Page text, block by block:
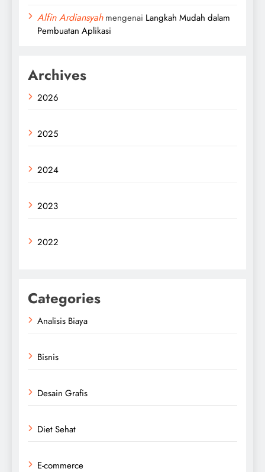
Alfin Ardiansyahmengenai Langkah Mudah dalam
Pembuatan Aplikasi
Archives
2026
2025
2024
2023
2022
Categories
Analisis Biaya
Bisnis
Desain Grafis
Diet Sehat
E-commerce